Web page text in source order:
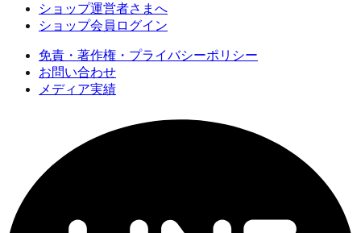
ショップ運営者さまへ
ショップ会員ログイン
免責・著作権・プライバシーポリシー
お問い合わせ
メディア実績